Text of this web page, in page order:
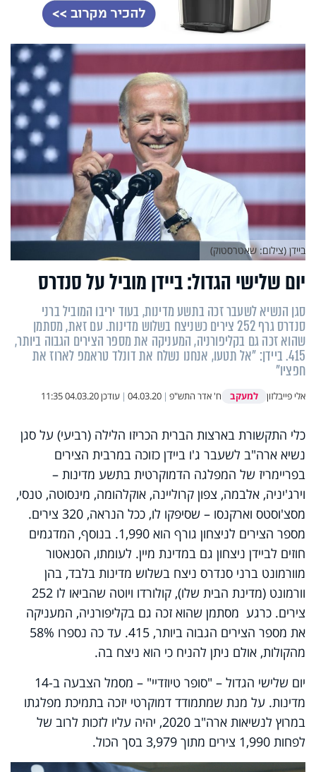
יום שלישי הגדול: ביידן מוביל על סנדרס
סגן הנשיא לשעבר זכה בתשע מדינות, בעוד יריבו המוביל ברני
סנדרס גרף 252 צירים כשניצח בשלוש מדינות. עם זאת, מסתמן
שהוא זכה גם בקליפורניה, המעניקה את מספר הצירים הגבוה ביותר,
415. ביידן: "אל תטעו, אנחנו נשלח את דונלד טראמפ לארוז את
חפציו"
אלי פייבלזון למעקב ח' אדר התש"פ |
04.03.20
| עודכן04.03.20 11:35
ביידן (צילום: שאטרסטוק)
כלי התקשורת בארצות הברית הכריזו הלילה (רביעי) על סגן
נשיא ארה"ב לשעבר ג'ו ביידן כזוכה במרבית הצירים
בפריימריז של המפלגה הדמוקרטית בתשע מדינות –
וירג'יניה, אלבמה, צפון קרוליינה, אוקלהומה, מינסוטה, טנסי,
מסצ'וסטס וארקנסו – שסיפקו לו, ככל הנראה, 320 צירים.
מספר הצירים לניצחון גורף הוא 1,990. בנוסף, המדגמים
חוזים לביידן ניצחון גם במדינת מיין. לעומתו, הסנאטור
מוורמונט ברני סנדרס ניצח בשלוש מדינות בלבד, בהן
וורמונט (מדינת הבית שלו), קולורדו ויוטה שהביאו לו 252
צירים. כרגע מסתמן שהוא זכה גם בקליפורניה, המעניקה
את מספר הצירים הגבוה ביותר, 415. עד כה נספרו 58%
מהקולות, אולם ניתן להניח כי הוא ניצח בה.
יום שלישי הגדול – "סופר טיוזדיי"
– מסמל הצבעה ב-14
מדינות. על מנת שמתמודד דמוקרטי יזכה בתמיכת מפלגתו
במרוץ לנשיאות ארה"
ב 2020, יהיה עליו לזכות לרוב של
לפחות 1,990 צירים מתוך 3,979 בסך הכול.